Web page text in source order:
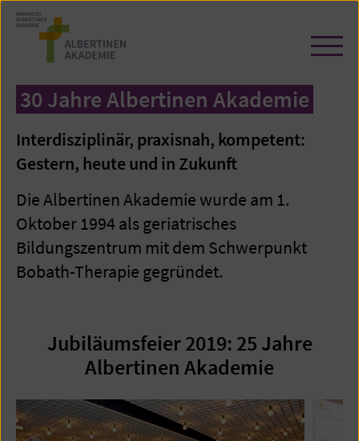
Zum
Seiteninhalt
springen
30 Jahre Albertinen Akademie
Interdisziplinär, praxisnah, kompetent:
Gestern, heute und in Zukunft
Die Albertinen Akademie wurde am 1.
Oktober 1994 als geriatrisches
Bildungszentrum mit dem Schwerpunkt
Bobath-Therapie gegründet.
Jubiläumsfeier 2019: 25 Jahre
Albertinen Akademie